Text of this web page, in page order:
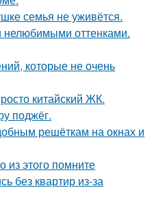
семья не уживётся.
оттенками.
которые не очень
китайский ЖК.
поджёг.
решёткам на окнах и
из этого помните
без квартир из-за